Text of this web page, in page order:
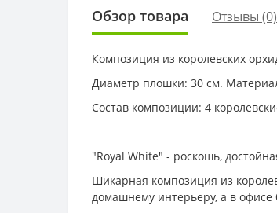
Обзор товара Отзывы (0)
Композиция из королевских
Диаметр плошки: 30 см.
Состав композиции: 4
"Royal White" - роскошь,
Шикарная композиция из
домашнему интерьеру, а в офисе